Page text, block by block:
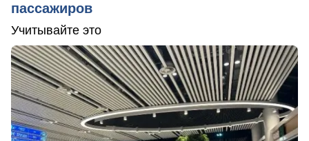
пассажиров
Учитывайте это